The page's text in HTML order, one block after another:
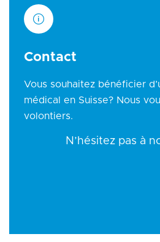
Contact
Vous souhaitez bénéficier
médical en Suisse? Nous
volontiers.
N’hésitez pas à